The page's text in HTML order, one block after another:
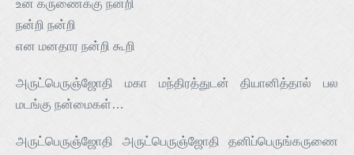
உன் கருணைக்கு நன்றி
நன்றி நன்றி
என மனதார நன்றி கூறி
அருட்பெருஞ்ஜோதி மகா மந்திரத்துடன் தியானித்தால் பல
மடங்கு நன்மைகள்…
அருட்பெருஞ்ஜோதி அருட்பெருஞ்ஜோதி தனிப்பெருங்கருணை